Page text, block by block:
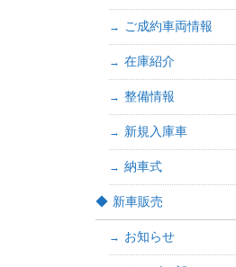
ご成約車両情報
在庫紹介
整備情報
新規入庫車
納車式
新車販売
お知らせ